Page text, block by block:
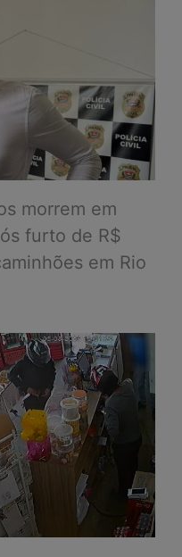
morrem em
furto de R$
em Rio